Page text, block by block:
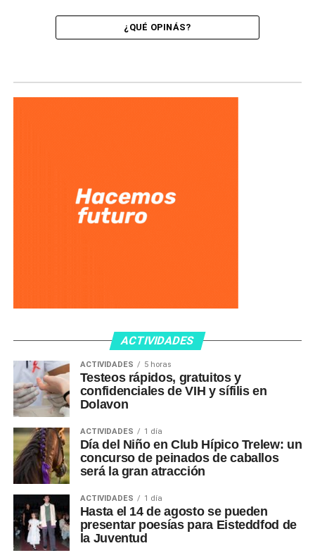
¿QUÉ OPINÁS?
ACTIVIDADES
ACTIVIDADES 5 horas
Testeos rápidos, gratuitos y
confidenciales de VIH y sífilis en
Dolavon
ACTIVIDADES 1 día
Día del Niño en Club Hípico Trelew: un
concurso de peinados de caballos
será la gran atracción
ACTIVIDADES 1 día
Hasta el 14 de agosto se pueden
presentar poesías para Eisteddfod de
la Juventud